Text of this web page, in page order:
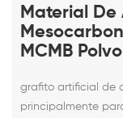
Material De
MCMB Polvo
grafito artificial de
principalmente